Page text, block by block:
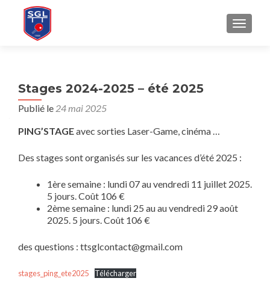
Stages 2024-2025 – été 2025
Publié le 24 mai 2025
PING’STAGEavec sorties Laser-Game, cinéma …
Des stages sont organisés sur les vacances d’été 2025 :
1ère semaine : lundi 07 au vendredi 11 juillet 2025.
5 jours. Coût 106 €
2ème semaine : lundi 25 au au vendredi 29 août
2025. 5 jours. Coût 106 €
des questions : ttsglcontact@gmail.com
stages_ping_ete2025 Télécharger